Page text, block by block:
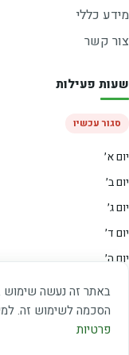
הסכמה לשימוש זה.
פרטיות
מידע כללי
צור קשר
שעות פעילות
סגור עכשיו
יום א׳
יום ב׳
יום ג׳
יום ד׳
יום ה׳
שבת